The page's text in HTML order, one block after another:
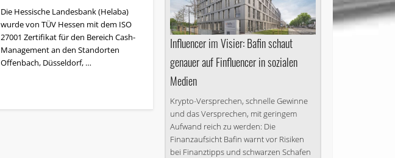
Die Hessische Landesbank (Helaba)
wurde von TÜV Hessen mit dem ISO
27001 Zertifikat für den Bereich Cash-
Management an den Standorten
Offenbach, Düsseldorf, …
Influencer im Visier: Bafin schaut
genauer auf Finfluencer in sozialen
Medien
Krypto-Versprechen, schnelle Gewinne
und das Versprechen, mit geringem
Aufwand reich zu werden: Die
Finanzaufsicht Bafin warnt vor Risiken
bei Finanztipps und schwarzen Schafen